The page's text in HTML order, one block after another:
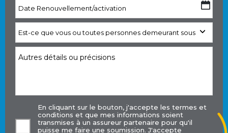
En cliquant sur le bouton, j'accepte les termes et
conditions et que mes informations soient
transmises à un assureur partenaire pour qu'il
puisse me faire une soumission. J'accepte